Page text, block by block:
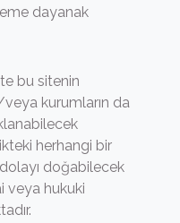
dayanak
bu sitenin
veya kurumların da
herhangi bir
doğabilecek
veya hukuki